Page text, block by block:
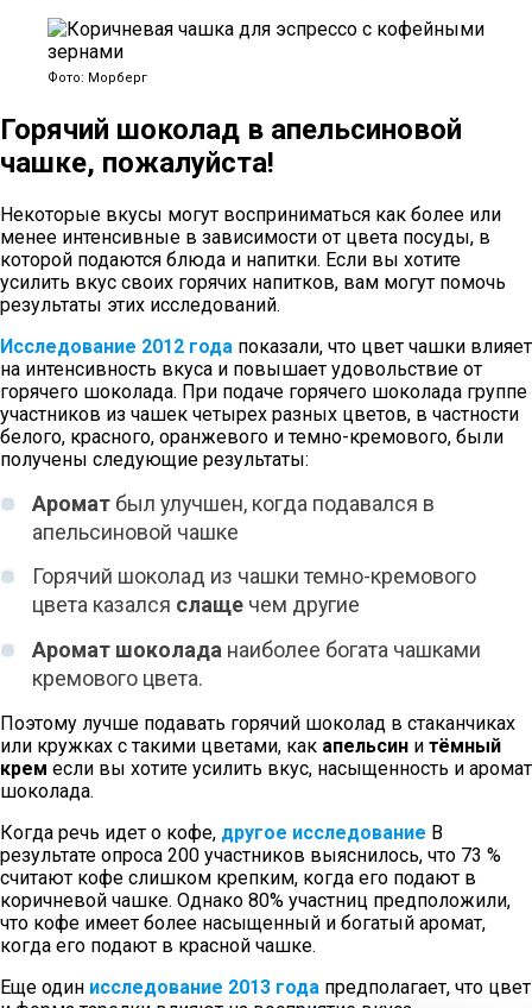
Фото: Морберг
Горячий шоколад в апельсиновой
чашке, пожалуйста!
Некоторые вкусы могут восприниматься как более или
менее интенсивные в зависимости от цвета посуды, в
которой подаются блюда и напитки. Если вы хотите
усилить вкус своих горячих напитков, вам могут помочь
результаты этих исследований.
Исследование 2012 года показали, что цвет чашки влияет
на интенсивность вкуса и повышает удовольствие от
горячего шоколада. При подаче горячего шоколада группе
участников из чашек четырех разных цветов, в частности
белого, красного, оранжевого и темно-кремового, были
получены следующие результаты:
Ароматбыл улучшен, когда подавался в
апельсиновой чашке
Горячий шоколад из чашки темно-кремового
цвета казался слащечем другие
Аромат шоколада наиболее богата чашками
кремового цвета.
Поэтому лучше подавать горячий шоколад в стаканчиках
или кружках с такими цветами, как апельсин и тёмный
крем если вы хотите усилить вкус, насыщенность и аромат
шоколада.
Когда речь идет о кофе, другое исследование В
результате опроса 200 участников выяснилось, что 73 %
считают кофе слишком крепким, когда его подают в
коричневой чашке. Однако 80% участниц предположили,
что кофе имеет более насыщенный и богатый аромат,
когда его подают в красной чашке.
Еще один исследование 2013 года предполагает, что цвет